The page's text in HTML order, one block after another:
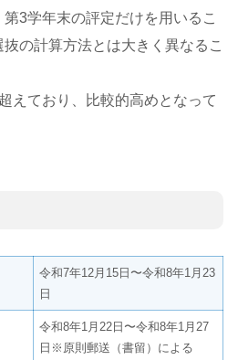
3学年末の評定だけを用いるこ
の計算方法とは大きく異なるこ
えており、比較的高めとなって
令和7年12月15日〜令和8年1月23
日
令和8年1月22日〜令和8年1月27
日※原則郵送（書留）による